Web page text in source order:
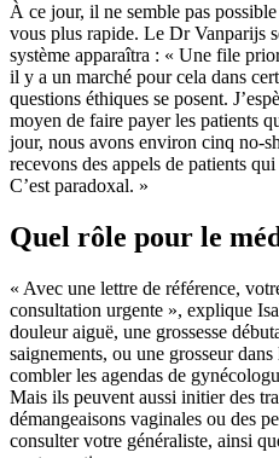
À ce jour, il ne semble pas
vous plus rapide. Le Dr Vanparijs
système apparaîtra : « Une file
il y a un marché pour cela dans
questions éthiques se posent.
moyen de faire payer les patients
jour, nous avons environ cinq no-
recevons des appels de patients
C’est paradoxal. »
Quel rôle pour le
« Avec une lettre de référence,
consultation urgente », explique
douleur aiguë, une grossesse
saignements, ou une grosseur
combler les agendas de
Mais ils peuvent aussi initier des
démangeaisons vaginales ou des
consulter votre généraliste, ainsi